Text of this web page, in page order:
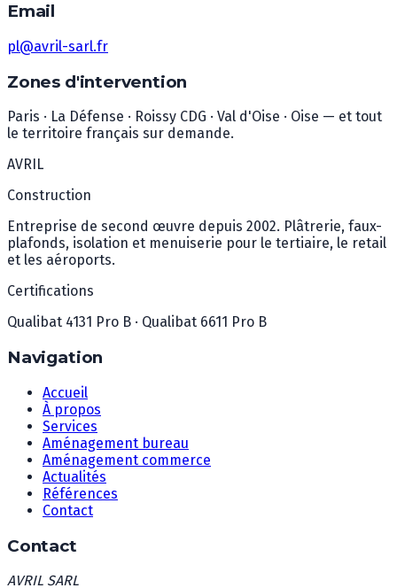
Email
pl@avril-sarl.fr
Zones d'intervention
Paris · La Défense · Roissy CDG · Val d'Oise · Oise — et tout
le territoire français sur demande.
AVRIL
Construction
Entreprise de second œuvre depuis 2002. Plâtrerie, faux-
plafonds, isolation et menuiserie pour le tertiaire, le retail
et les aéroports.
Certifications
Qualibat 4131 Pro B · Qualibat 6611 Pro B
Navigation
Accueil
À propos
Services
Aménagement bureau
Aménagement commerce
Actualités
Références
Contact
Contact
AVRIL SARL